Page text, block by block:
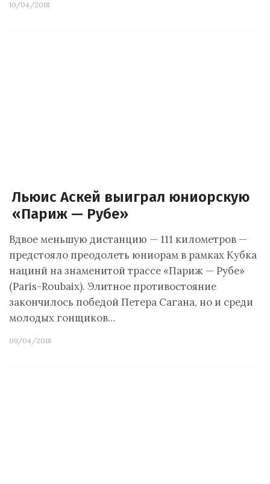
10/04/2018
Льюис Аскей выиграл юниорскую
«Париж — Рубе»
Вдвое меньшую дистанцию — 111 километров —
предстояло преодолеть юниорам в рамках Кубка
нацинй на знаменитой трассе «Париж — Рубе»
(Paris-Roubaix). Элитное противостояние
закончилось победой Петера Сагана, но и среди
молодых гонщиков…
09/04/2018